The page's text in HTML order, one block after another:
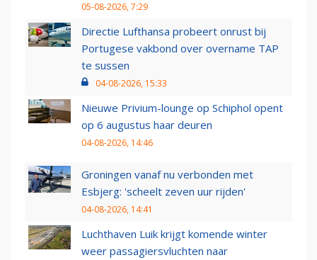
05-08-2026, 7:29
Directie Lufthansa probeert onrust bij
Portugese vakbond over overname TAP
te sussen
04-08-2026, 15:33
Nieuwe Privium-lounge op Schiphol opent
op 6 augustus haar deuren
04-08-2026, 14:46
Groningen vanaf nu verbonden met
Esbjerg: 'scheelt zeven uur rijden'
04-08-2026, 14:41
Luchthaven Luik krijgt komende winter
weer passagiersvluchten naar